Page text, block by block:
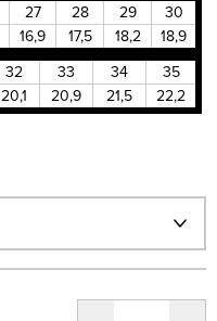
27 28 29
30
16,9 17,5 18,2
18,9
32 33 34
35
20,1 20,9 21,5
22,2